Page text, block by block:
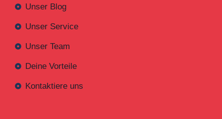
Unser Blog
Unser Service
Unser Team
Deine Vorteile
Kontaktiere uns